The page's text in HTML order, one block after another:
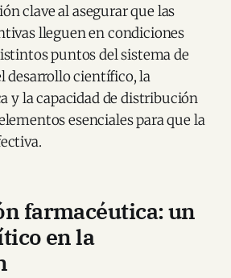
clave al asegurar que las
lleguen en condiciones
puntos del sistema de
desarrollo científico, la
y la capacidad de distribución
esenciales para que la
farmacéutica: un
en la